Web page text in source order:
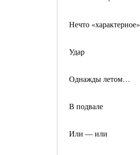
Нечто «характерное»
Удар
Однажды летом…
В подвале
Или — или